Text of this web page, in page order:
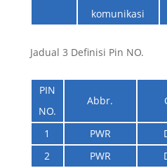
komunikasi
Jadual 3 Definisi Pin NO.
PIN
NO.
Abbr.
1 PWR
2
PWR